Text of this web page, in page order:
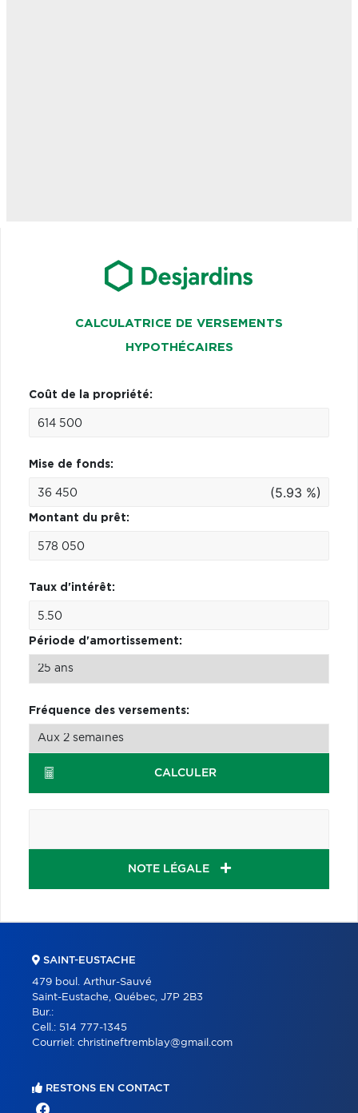
CALCULATRICE DE VERSEMENTS
HYPOTHÉCAIRES
Coût de la propriété:
Mise de fonds:
(5.93 %)
Montant du prêt:
Taux d'intérêt:
Période d'amortissement:
Fréquence des versements:
CALCULER
NOTE LÉGALE
SAINT-EUSTACHE
479 boul. Arthur-Sauvé
Saint-Eustache, Québec, J7P 2B3
Bur.:
Cell.: 514 777-1345
Courriel: christineftremblay@gmail.com
RESTONS EN CONTACT